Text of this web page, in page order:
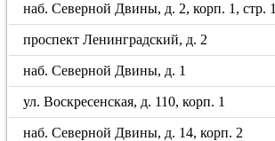
наб. Северной Двины, д. 2, корп. 1, стр. 1
проспект Ленинградский, д. 2
наб. Северной Двины, д. 1
ул. Воскресенская, д. 110, корп. 1
наб. Северной Двины, д. 14, корп. 2